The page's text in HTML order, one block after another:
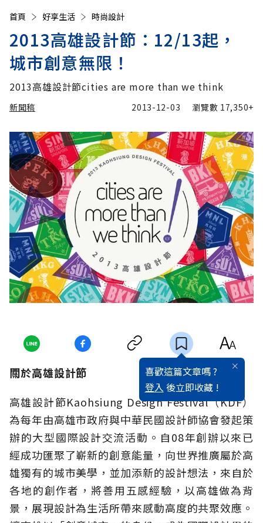
首頁 好享生活 時尚設計
2013高雄設計節：12/13起，
城市創意無限！
2013高雄設計節cities are more than we think
新聞稿 2013-12-03 瀏覽數 17,350+
喜歡這篇文章嗎 ?
登入 後立即收藏 !
關於高雄設計節
高雄設計節Kaohsiung Design Festival（KDF）
為每年由高雄市政府與中華民國設計師協會發起策
辦的大型國際設計交流活動。自08年創辦以來已
經成功匯聚了嶄新的創意能量，向世界推廣屬於高
雄獨有的城市美學，並加添新的設計想法，來自於
各地的創作者，將善用五感經驗，以高雄做為背
景，展現設計為生活所帶來感動高度的共聚效應。